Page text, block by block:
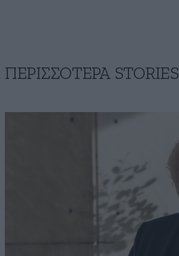
ΠΕΡΙΣΣΟΤΕΡΑ STORIES